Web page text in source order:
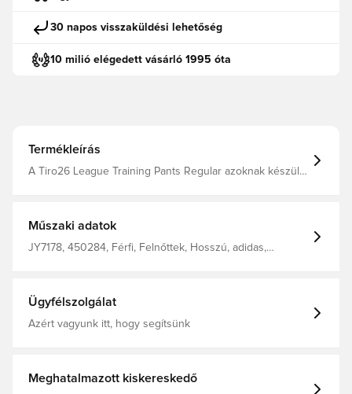
30 napos visszaküldési lehetőség
10 milió elégedett vásárló 1995 óta
Termékleírás
A Tiro26 League Training Pants Regular azoknak készült,
cipzáras zsebek Cipzár a lábszáron Húzózsinór Normál
Műszaki adatok
JY7178, 450284, Férfi, Felnőttek, Hosszú, adidas,
Ügyfélszolgálat
Azért vagyunk itt, hogy segítsünk
Meghatalmazott kiskereskedő